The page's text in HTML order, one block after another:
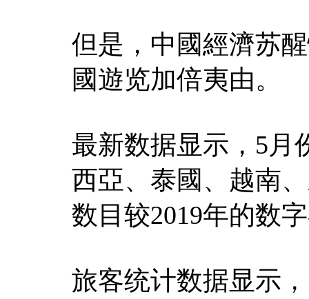
但是，中國經濟苏
國遊览加倍夷由。
最新数据显示，5月
西亞、泰國、越南
数目较2019年的数
旅客统计数据显示